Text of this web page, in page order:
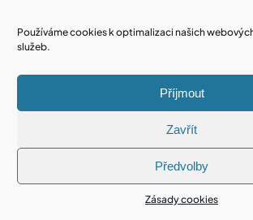
Používáme cookies k optimalizaci našich
služeb.
Příjmout
Zavřít
Předvolby
Zásady cookies
další služby na žádost nájemce
hrobového zařízení či hrobky, které
a) manipulace se zetlelými,
i zpopelněnými lidskými ostatky v
b) výkopové práce související s
c) pohřbívání
d) provádění exhumací